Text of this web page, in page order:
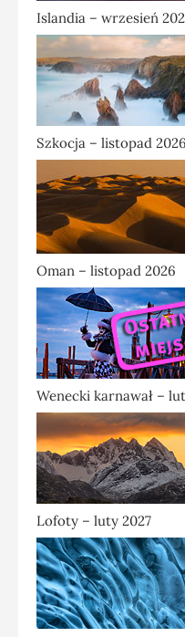
Islandia – wrzesień
Szkocja – listopad 2026
Oman – listopad 2026
Wenecki karnawał –
Lofoty – luty 2027